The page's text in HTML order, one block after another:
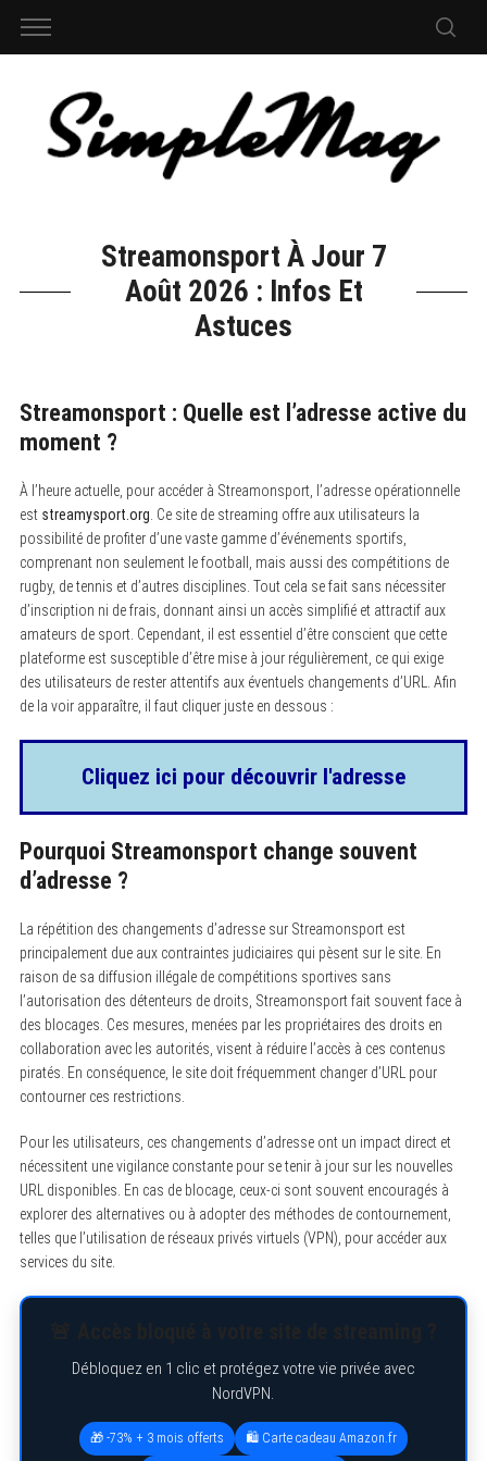
Streamonsport À Jour 7
Août 2026 : Infos Et
Astuces
Streamonsport : Quelle est l’adresse active du
moment ?
À l’heure actuelle, pour accéder à Streamonsport, l’adresse opérationnelle
est streamysport.org . Ce site de streaming offre aux utilisateurs la
possibilité de profiter d’une vaste gamme d’événements sportifs,
comprenant non seulement le football, mais aussi des compétitions de
rugby, de tennis et d’autres disciplines. Tout cela se fait sans nécessiter
d’inscription ni de frais, donnant ainsi un accès simplifié et attractif aux
amateurs de sport. Cependant, il est essentiel d’être conscient que cette
plateforme est susceptible d’être mise à jour régulièrement, ce qui exige
des utilisateurs de rester attentifs aux éventuels changements d’URL. Afin
de la voir apparaître, il faut cliquer juste en dessous :
Cliquez ici pour découvrir l'adresse
Pourquoi Streamonsport change souvent
d’adresse ?
La répétition des changements d’adresse sur Streamonsport est
principalement due aux contraintes judiciaires qui pèsent sur le site. En
raison de sa diffusion illégale de compétitions sportives sans
l’autorisation des détenteurs de droits, Streamonsport fait souvent face à
des blocages. Ces mesures, menées par les propriétaires des droits en
collaboration avec les autorités, visent à réduire l’accès à ces contenus
piratés. En conséquence, le site doit fréquemment changer d’URL pour
contourner ces restrictions.
Pour les utilisateurs, ces changements d’adresse ont un impact direct et
nécessitent une vigilance constante pour se tenir à jour sur les nouvelles
URL disponibles. En cas de blocage, ceux-ci sont souvent encouragés à
explorer des alternatives ou à adopter des méthodes de contournement,
telles que l’utilisation de réseaux privés virtuels (VPN), pour accéder aux
services du site.
Débloquez en 1 clic et protégez votre vie privée avec
NordVPN.
🎁 -73% + 3 mois offerts 🛍️ Carte cadeau Amazon.fr